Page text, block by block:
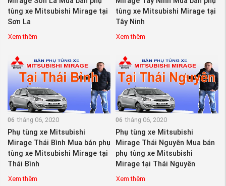
tùng xe Mitsubishi Mirage tại
Sơn La
Xem thêm
tùng xe Mitsubishi Mirage tại
Tây Ninh
Xem thêm
06 tháng 06, 2020
Phụ tùng xe Mitsubishi
Mirage Thái Bình Mua bán phụ
tùng xe Mitsubishi Mirage tại
Thái Bình
Xem thêm
06 tháng 06, 2020
Phụ tùng xe Mitsubishi
Mirage Thái Nguyên Mua bán
phụ tùng xe Mitsubishi
Mirage tại Thái Nguyên
Xem thêm